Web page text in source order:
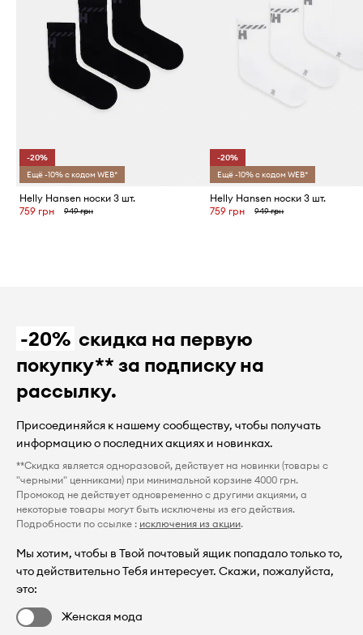
-20%
Ещё -10% с кодом WEB*
Helly Hansen носки 3 шт.
759 грн
949 грн
-20%
Ещё -10% с кодом WEB*
Helly Hansen носки 3 шт.
759 грн
949 грн
-20% скидка на первую
покупку** за подписку на
рассылку.
Присоединяйся к нашему сообществу, чтобы получать
информацию о последних акциях и новинках.
**Скидка является одноразовой, действует на новинки (товары с
"черными" ценниками) при минимальной корзине 4000 грн.
Промокод не действует одновременно с другими акциями, а
некоторые товары могут быть исключены из его действия.
Подробности по ссылке : исключения из акции.
Мы хотим, чтобы в Твой почтовый ящик попадало только то,
что действительно Тебя интересует. Скажи, пожалуйста,
это:
Женская мода